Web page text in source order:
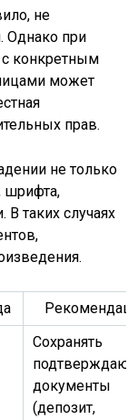
не
Однако при
с конкретным
может
прав.
не только
шрифта,
таких случаях
Сохранять
документы
(депозит,